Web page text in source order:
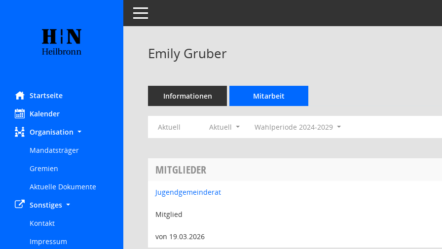
Startseite
Kalender
Organisation
Mandatsträger
Gremien
Aktuelle Dokumente
Sonstiges
Kontakt
Impressum
Toggle navigation
Emily Gruber
Informationen Mitarbeit
Aktuell Aktuell Wahlperiode 2024-2029
MITGLIEDER
Jugendgemeinderat
Mitglied
von 19.03.2026